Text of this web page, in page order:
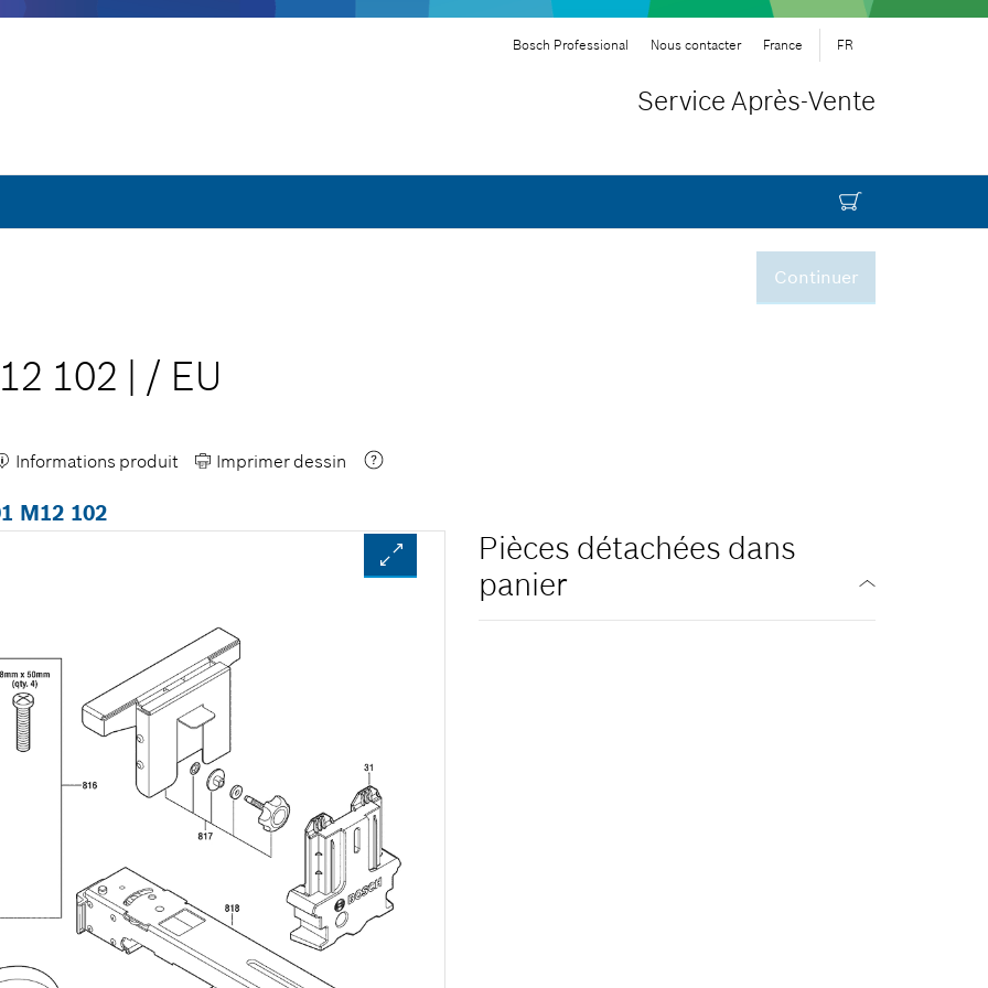
Bosch Professional Nous contacter France FR
Service Après-Vente
Continuer
102 | / EU
Informations produit Imprimer dessin
M12 102
Pièces détachées dans
panier